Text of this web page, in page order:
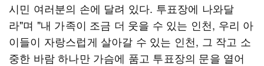
시민 여러분의 손에 달려 있다. 투표장에 나와달
라"며 "내 가족이 조금 더 웃을 수 있는 인천, 우리 아
이들이 자랑스럽게 살아갈 수 있는 인천, 그 작고 소
중한 바람 하나만 가슴에 품고 투표장의 문을 열어